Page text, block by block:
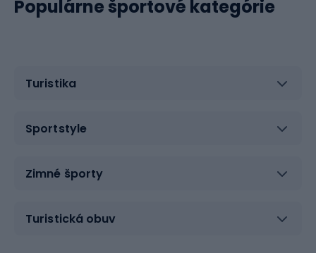
Populárne športové kategórie
Turistika
Sportstyle
Zimné športy
Turistická obuv